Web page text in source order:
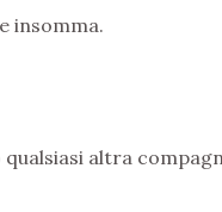
insomma.
altra